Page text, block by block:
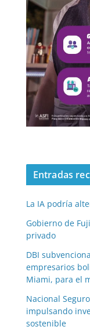
Entradas
La IA podría
Gobierno de
privado
DBI
empresarios
Miami, para el
Nacional
impulsando
sostenible